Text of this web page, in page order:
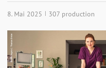
8. Mai 2025 307 production